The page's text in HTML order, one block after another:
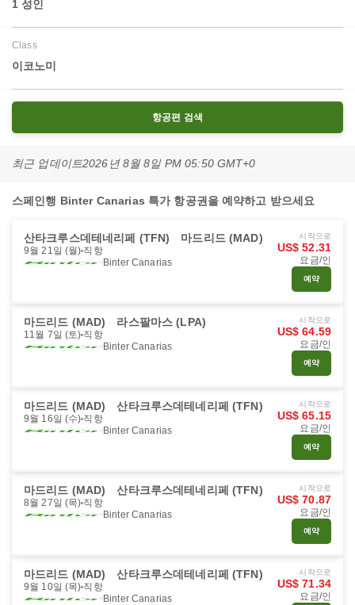
1 성인
Class
이코노미
항공편 검색
최근 업데이트2026년 8월 8일 PM 05:50 GMT+0
스페인행 Binter Canarias 특가 항공권을 예약하고 받으세요
산타크루스데테네리페 (TFN) 마드리드 (MAD)
9월 21일 (월) 직항
Binter Canarias
시작으로
US$ 52.31
요금/인
예약
마드리드 (MAD) 라스팔마스 (LPA)
11월 7일 (토) 직항
Binter Canarias
시작으로
US$ 64.59
요금/인
예약
마드리드 (MAD) 산타크루스데테네리페 (TFN)
9월 16일 (수) 직항
Binter Canarias
시작으로
US$ 65.15
요금/인
예약
마드리드 (MAD) 산타크루스데테네리페 (TFN)
8월 27일 (목) 직항
Binter Canarias
시작으로
US$ 70.87
요금/인
예약
마드리드 (MAD) 산타크루스데테네리페 (TFN)
9월 10일 (목) 직항
Binter Canarias
시작으로
US$ 71.34
요금/인